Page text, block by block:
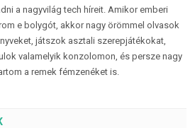
a nagyvilág tech híreit. Amikor emberi
e bolygót, akkor nagy örömmel olvasok
játszok asztali szerepjátékokat,
valamelyik konzolomon, és persze nagy
a remek fémzenéket is.